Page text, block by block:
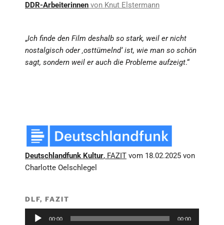
DDR-Arbeiterinnen von Knut Elstermann
„Ich finde den Film deshalb so stark, weil er nicht
nostalgisch oder ‚osttümelnd‘ ist, wie man so schön
sagt, sondern weil er auch die Probleme aufzeigt.“
Deutschlandfunk Kultur, FAZIT vom 18.02.2025 von
Charlotte Oelschlegel
DLF, FAZIT
Audio-
00:00 00:00